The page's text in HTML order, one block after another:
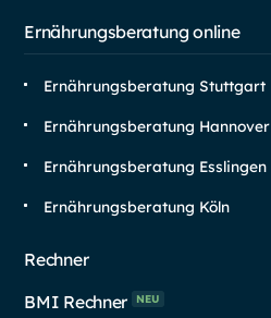
Ernährungsberatung online
Ernährungsberatung Stuttgart
Ernährungsberatung Hannover
Ernährungsberatung Esslingen
Ernährungsberatung Köln
Rechner
BMI Rechner
NEU